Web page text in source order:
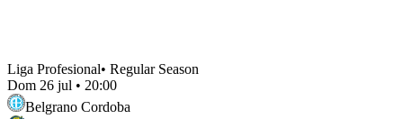
Liga Profesional• Regular Season
Dom 26 jul • 20:00
Belgrano Cordoba